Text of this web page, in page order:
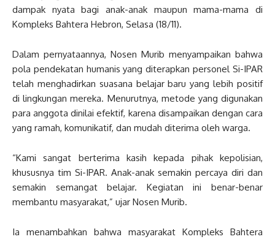
dampak nyata bagi anak-anak maupun mama-mama di
Kompleks Bahtera Hebron, Selasa (18/11).
Dalam pernyataannya, Nosen Murib menyampaikan bahwa
pola pendekatan humanis yang diterapkan personel Si-IPAR
telah menghadirkan suasana belajar baru yang lebih positif
di lingkungan mereka. Menurutnya, metode yang digunakan
para anggota dinilai efektif, karena disampaikan dengan cara
yang ramah, komunikatif, dan mudah diterima oleh warga.
“Kami sangat berterima kasih kepada pihak kepolisian,
khususnya tim Si-IPAR. Anak-anak semakin percaya diri dan
semakin semangat belajar. Kegiatan ini benar-benar
membantu masyarakat,” ujar Nosen Murib.
Ia menambahkan bahwa masyarakat Kompleks Bahtera